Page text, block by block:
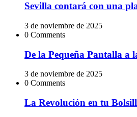
Sevilla contará con una
3 de noviembre de 2025
0 Comments
De la Pequeña Pantalla a
3 de noviembre de 2025
0 Comments
La Revolución en tu